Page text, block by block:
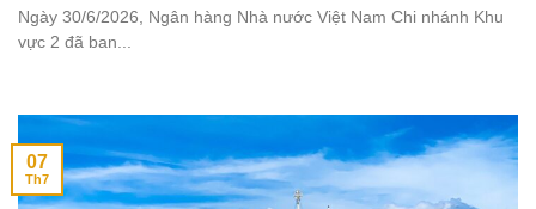
Ngày 30/6/2026, Ngân hàng Nhà nước Việt Nam Chi nhánh Khu
vực 2 đã ban...
07
Th7